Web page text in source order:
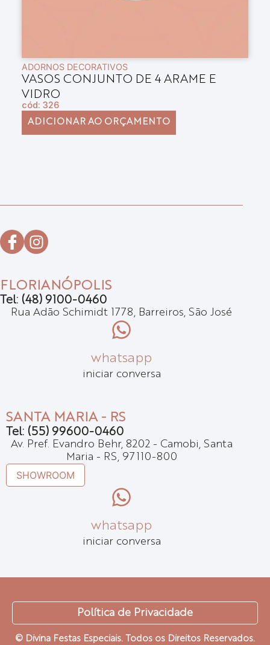
ADORNOS DECORATIVOS
VASOS CONJUNTO DE 4 ARAME E
VIDRO
cód: 326
ADICIONAR AO ORÇAMENTO
FLORIANÓPOLIS
Tel: (48) 9100-0460
Rua Adão Schimidt 1778, Barreiros, São José
whatsapp
iniciar conversa
SANTA MARIA - RS
Tel: (55) 99600-0460
Av. Pref. Evandro Behr, 8202 - Camobi, Santa
Maria - RS, 97110-800
SHOWROOM
whatsapp
iniciar conversa
© Divina Festas Especiais. Todos os Direitos Reservados.
Política de Privacidade